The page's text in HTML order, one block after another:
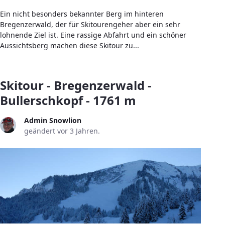
Ein nicht besonders bekannter Berg im hinteren
Bregenzerwald, der für Skitourengeher aber ein sehr
lohnende Ziel ist. Eine rassige Abfahrt und ein schöner
Aussichtsberg machen diese Skitour zu...
Skitour - Bregenzerwald -
Bullerschkopf - 1761 m
Admin Snowlion
geändert vor 3 Jahren.